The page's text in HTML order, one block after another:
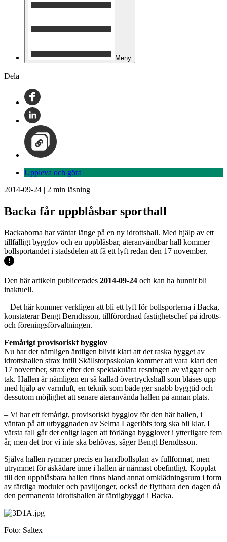
Meny
Dela
Uppleva och göra
2014-09-24 | 2 min läsning
Backa får uppblåsbar sporthall
Backaborna har väntat länge på en ny idrottshall. Med hjälp av ett
tillfälligt bygglov och en uppblåsbar, återanvändbar hall kommer
bollsportandet i stadsdelen att få ett lyft redan den 17 november.
Den här artikeln publicerades 2014-09-24 och kan ha hunnit bli
inaktuell.
– Det här kommer verkligen att bli ett lyft för bollsporterna i Backa,
konstaterar Bengt Berndtsson, tillförordnad fastighetschef på idrotts-
och föreningsförvaltningen.
Femårigt provisoriskt bygglov
Nu har det nämligen äntligen blivit klart att det raska bygget av
idrottshallen strax intill Skällstorpsskolan kommer att vara klart den
17 november, strax efter den spektakulära resningen av väggar och
tak. Hallen är nämligen en så kallad övertryckshall som blåses upp
med hjälp av varmluft, en teknik som både ger snabb byggtid och
dessutom möjlighet att senare återanvända hallen på annan plats.
– Vi har ett femårigt, provisoriskt bygglov för den här hallen, i
väntan på att utbyggnaden av Selma Lagerlöfs torg ska bli klar. I
värsta fall går det enligt lagen att förlänga bygglovet i ytterligare fem
år, men det tror vi inte ska behövas, säger Bengt Berndtsson.
Själva hallen rymmer precis en handbollsplan av fullformat, men
utrymmet för åskådare inne i hallen är närmast obefintligt. Kopplat
till den uppblåsbara hallen finns bland annat omklädningsrum i form
av färdiga moduler och paviljonger, också de flyttbara den dagen då
den permanenta idrottshallen är färdigbyggd i Backa.
Foto: Saltex